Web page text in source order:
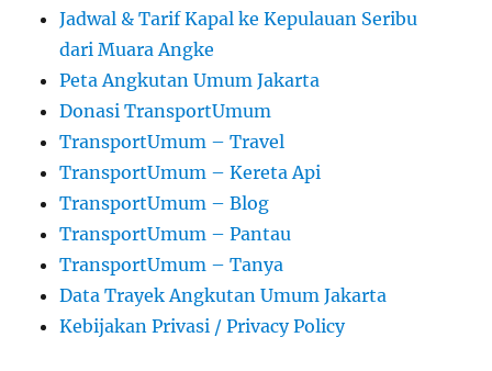
Jadwal & Tarif Kapal ke Kepulauan Seribu
dari Muara Angke
Peta Angkutan Umum Jakarta
Donasi TransportUmum
TransportUmum – Travel
TransportUmum – Kereta Api
TransportUmum – Blog
TransportUmum – Pantau
TransportUmum – Tanya
Data Trayek Angkutan Umum Jakarta
Kebijakan Privasi / Privacy Policy